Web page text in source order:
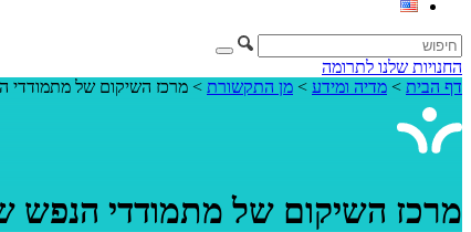
החנויות שלנו לתרומה
דף הבית > מדיה ומידע > מן התקשורת > מרכז השיקום של מתמודדי
מרכז השיקום של מתמודדי הנפש